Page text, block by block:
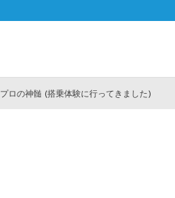
プロの神髄 (搭乗体験に行ってきました)